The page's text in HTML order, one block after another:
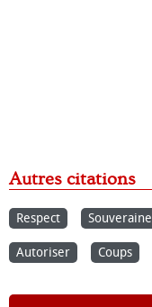
Autres citations
Respect
Autoriser Coups